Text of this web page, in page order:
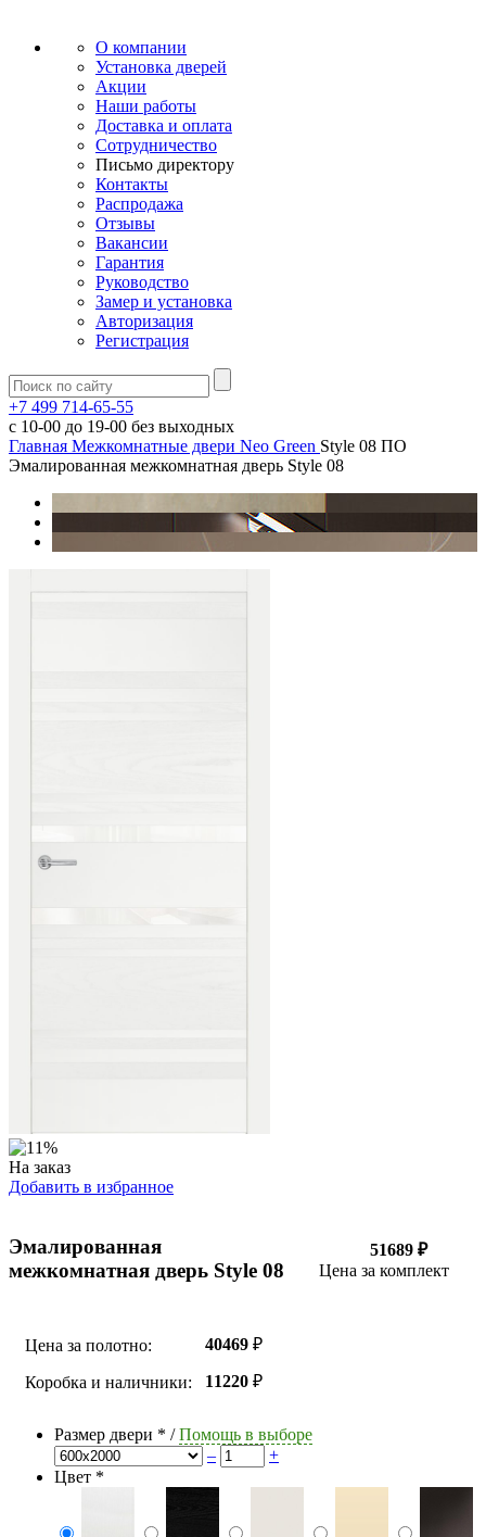
О компании
Установка дверей
Акции
Наши работы
Доставка и оплата
Сотрудничество
Письмо директору
Контакты
Распродажа
Отзывы
Вакансии
Гарантия
Руководство
Замер и установка
Авторизация
Регистрация
+7 499 714-65-55
с 10-00 до 19-00 без выходных
Главная Межкомнатные двери Neo Green Style 08 ПО
Эмалированная межкомнатная дверь Style 08
На заказ
Добавить в избранное
Эмалированная
межкомнатная дверь Style 08
51689 ₽
Цена за комплект
Цена за полотно: 40469 ₽
Коробка и наличники: 11220 ₽
Размер двери * /Помощь в выборе
–
+
Цвет *